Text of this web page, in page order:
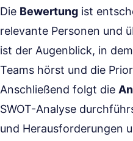
Die Bewertung ist
relevante Personen und
ist der Augenblick, in
Teams hörst und die
Anschließend folgt die
SWOT-Analyse
und Herausforderungen